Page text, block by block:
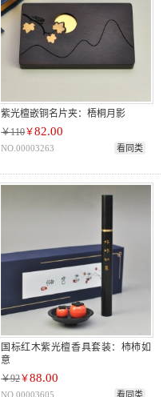
紫光檀嵌铜名片夹：梧桐月影
￥110￥82.00
NO.00003263 看同类
国标红木紫光檀香具套装：柿柿如
意
￥92￥88.00
NO.00003605 看同类